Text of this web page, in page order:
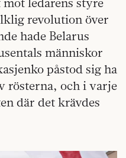
revolution över
hade Belarus
människor
påstod sig ha
rösterna, och i varje
där det krävdes